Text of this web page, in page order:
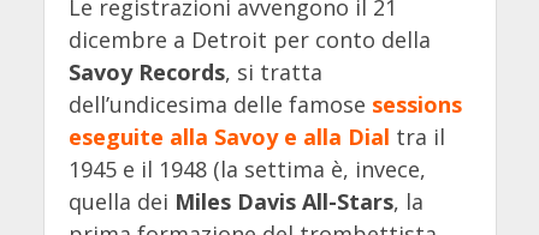
Le registrazioni avvengono il 21
dicembre a Detroit per conto della
Savoy Records, si tratta
dell’undicesima delle famose sessions
eseguite alla Savoy e alla Dial tra il
1945 e il 1948 (la settima è, invece,
quella dei Miles Davis All-Stars, la